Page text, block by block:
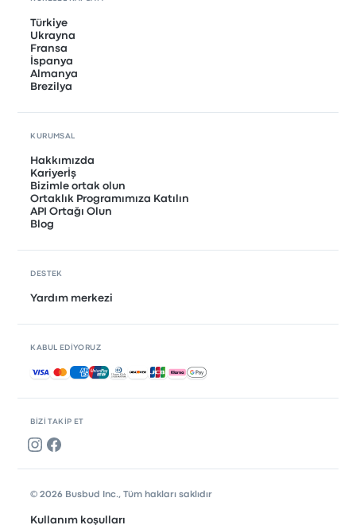
BIZI TAKIP ET
Türkiye
Ukrayna
Fransa
İspanya
Almanya
Brezilya
KURUMSAL
Hakkımızda
Kariyerİş
Bizimle ortak olun
Ortaklık Programımıza Katılın
API Ortağı Olun
Blog
DESTEK
Yardım merkezi
KABUL EDIYORUZ
Kabul edilen ödemeler
© 2026 Busbud Inc., Tüm hakları saklıdır
Kullanım koşulları